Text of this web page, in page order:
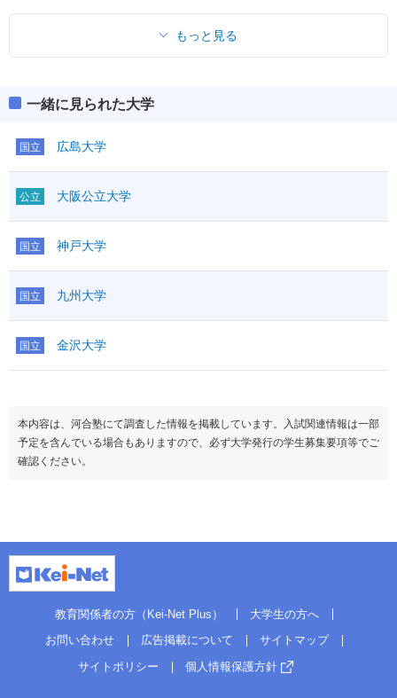
もっと見る
一緒に見られた大学
国立 広島大学
公立 大阪公立大学
国立 神戸大学
国立 九州大学
国立 金沢大学
本内容は、河合塾にて調査した情報を掲載しています。入試関連情報は一部
予定を含んでいる場合もありますので、必ず大学発行の学生募集要項等でご
確認ください。
教育関係者の方（Kei-Net Plus）
大学生の方へ
お問い合わせ
広告掲載について
サイトマップ
サイトポリシー
個人情報保護方針